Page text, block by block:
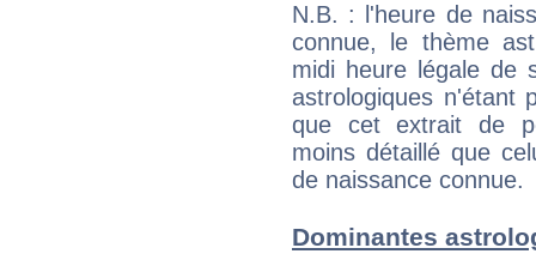
N.B. : l'heure de
connue, le thème
midi heure légale de
astrologiques n'étant
que cet extrait de
moins détaillé que
de naissance connue.
Dominantes